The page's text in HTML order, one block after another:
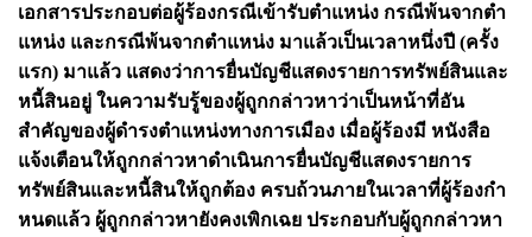
เอกสารประกอบต่อผู้ร้องกรณีเข้ารับตําแหน่ง กรณีพ้นจากตํา
แหน่ง และกรณีพ้นจากตําแหน่ง มาแล้วเป็นเวลาหนึ่งปี (ครั้ง
แรก) มาแล้ว แสดงว่าการยื่นบัญชีแสดงรายการทรัพย์สินและ
หนี้สินอยู่ ในความรับรู้ของผู้ถูกกล่าวหาว่าเป็นหน้าที่อัน
สําคัญของผู้ดํารงตําแหน่งทางการเมือง เมื่อผู้ร้องมี หนังสือ
แจ้งเตือนให้ถูกกล่าวหาดําเนินการยื่นบัญชีแสดงรายการ
ทรัพย์สินและหนี้สินให้ถูกต้อง ครบถ้วนภายในเวลาที่ผู้ร้องกํา
หนดแล้ว ผู้ถูกกล่าวหายังคงเพิกเฉย ประกอบกับผู้ถูกกล่าวหา